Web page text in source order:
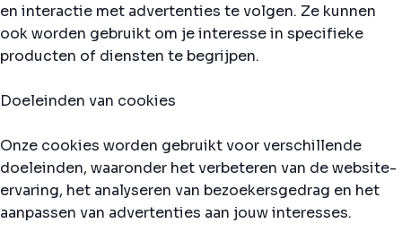
en interactie met advertenties te volgen. Ze kunnen
ook worden gebruikt om je interesse in specifieke
producten of diensten te begrijpen.
Doeleinden van cookies
Onze cookies worden gebruikt voor verschillende
doeleinden, waaronder het verbeteren van de website-
ervaring, het analyseren van bezoekersgedrag en het
aanpassen van advertenties aan jouw interesses.